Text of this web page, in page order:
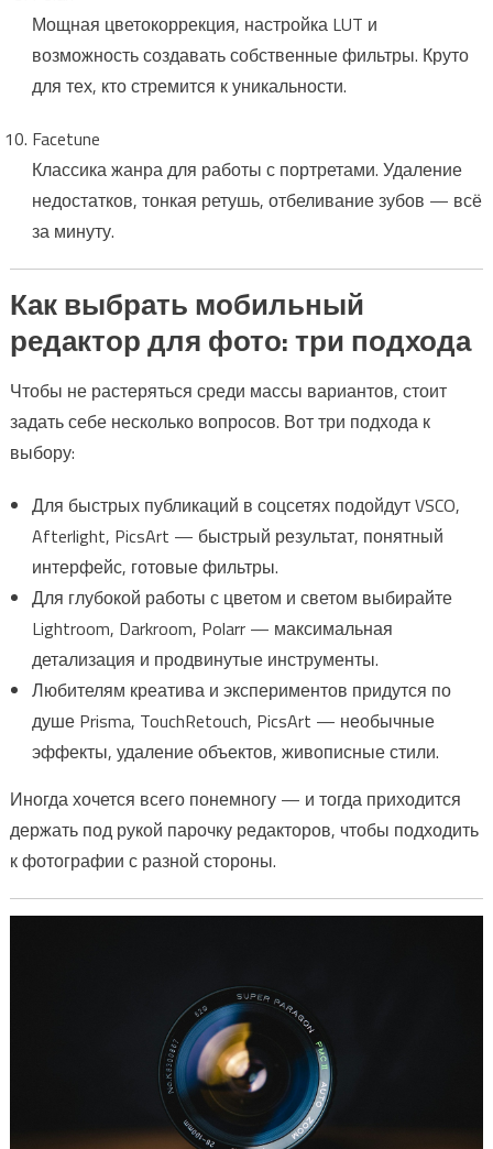
Мощная цветокоррекция, настройка LUT и
возможность создавать собственные фильтры. Круто
для тех, кто стремится к уникальности.
Facetune
Классика жанра для работы с портретами. Удаление
недостатков, тонкая ретушь, отбеливание зубов — всё
за минуту.
Как выбрать мобильный
редактор для фото: три подхода
Чтобы не растеряться среди массы вариантов, стоит
задать себе несколько вопросов. Вот три подхода к
выбору:
Для быстрых публикаций в соцсетях подойдут VSCO,
Afterlight, PicsArt — быстрый результат, понятный
интерфейс, готовые фильтры.
Для глубокой работы с цветом и светом выбирайте
Lightroom, Darkroom, Polarr — максимальная
детализация и продвинутые инструменты.
Любителям креатива и экспериментов придутся по
душе Prisma, TouchRetouch, PicsArt — необычные
эффекты, удаление объектов, живописные стили.
Иногда хочется всего понемногу — и тогда приходится
держать под рукой парочку редакторов, чтобы подходить
к фотографии с разной стороны.